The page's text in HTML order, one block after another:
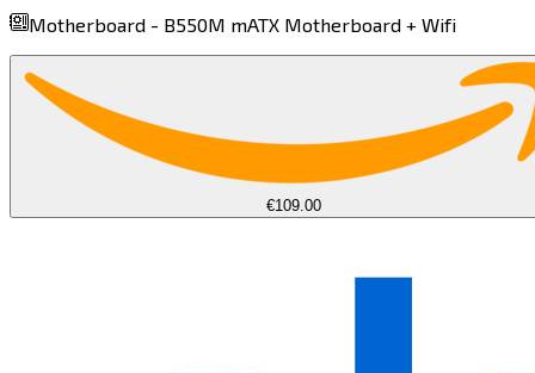
Motherboard - B550M mATX Motherboard + Wifi​​​​‌ ‍ ​‍​‍‌‍ ‌ ​‍‌‍‍‌‌‍‌ ‌‍‍‌‌‍ ‍​‍​‍​ ‍‍​‍​‍‌ ​ ‌‍​‌‌‍ ‍‌‍‍‌‌ ‌​‌ ‍‌​‍ ‍‌‍‍‌‌‍ ​‍​‍​‍ ​​‍​‍‌‍‍​‌ ​‍‌‍‌‌‌‍‌‍​‍​‍​ ‍‍​‍​‍​‍ ‌‍​‌‌‍‌​‌‍ ‌‌‍‍‌‌‍ ‍​‍ ‌‍‍‌‌‍ ‍‌ ‌​‌‍‌‌‌‍ ‍‌ ‌​​‍ ‌‍‌‌‌‍‌​‌‍‍‌‌ ‌​​‍ ‌‍ ‌‌‍ ‌‍‌​‌‍‌‌​ ‌‌ ​​‌ ​‍‌‍‌‌‌ ​ ‌‍‌‌‌‍ ‍‌ ‌​‌‍​‌‌ ‌​‌‍‍‌‌‍ ‌‍ ‍​ ‍ ‌‍‍‌‌‍‌​​ ‌​ ​‌​ ‌ ​ ‌​‌‍‌‌‌‍​‍​ ​​‌‍‌​‌‍‌‍​‍ ‌​ ​‌​ ‌‌​ ​‌‌‍‌‌​‍ ‌​ ‌​​ ‍‌​ ‌ ​ ‌‌​‍ ‌‌‍​‌​ ‍​​ ‍‌​ ‍​​‍ ‌​ ​ ​ ‍‌‌‍‌‍‌‍​‌​ ‌​‌‍​‍​ ‌ ​ ‍​​ ‌‍​ ​​‌‍​ ​ ‌‌​ ‍ ‌ ‌​‌ ‍‌‌ ​​‌‍‌‌​ ‌‌‍ ‌‌‍ ‌ ‌​‌‍‍​‌‍‌‌‌ ​‍‌‍​‍‌‍ ‌‍​‌‌ ​‍‌‍‌​​ ‍ ‌ ​​‌‍​‌‌ ‌​‌‍‍​​ ‌‌‍ ‍‌‍​‌‌‍ ‌‌‍‌‌​ ‌‍​‍‌‍​‌‌ ​ ‌‍‌‌‌‌‌‌‌ ​‍‌‍ ​​ ‌​‍‌‌​ ​‍‌​‌‍‌‍​‌‌‍‌​‌‍ ‌‌‍‍‌‌‍ ‍​‍‌‍‌‍‍‌‌‍‌​​ ‌​ ​‌​ ‌ ​ ‌​‌‍‌‌‌‍​‍​ ​​‌‍‌​‌‍‌‍​‍ ‌​ ​‌​ ‌‌​ ​‌‌‍‌‌​‍ ‌​ ‌​​ ‍‌​ ‌ ​ ‌‌​‍ ‌‌‍​‌​ ‍​​ ‍‌​ ‍​​‍ ‌​ ​ ​ ‍‌‌‍‌‍‌‍​‌​ ‌​‌‍​‍​ ‌ ​ ‍​​ ‌‍​ ​​‌‍​ ​ ‌‌​‍‌‍‌ ‌​‌ ‍‌‌ ​​‌‍‌‌​ ‌‌‍ ‌‌‍ ‌ ‌​‌‍‍​‌‍‌‌‌ ​‍‌‍​‍‌‍ ‌‍​‌‌ ​‍‌‍‌​​‍‌‍‌ ​​‌‍​‌‌ ‌​‌‍‍​​ ‌‌‍ ‍‌‍​‌‌‍ ‌‌‍‌‌​‍‌‍‌ ​​‌‍‌‌‌ ​‍‌ ​ ‌ ​​‌‍‌‌‌‍​ ‌ ‌​‌‍‍‌‌ ‌‍‌‍‌‌​ ‌‌ ​​‌ ‌‌‌‍​‍‌‍ ​‌‍‍‌‌ ​ ‌‍‍​‌‍‌‌‌‍‌​​‍​‍‌ ‌
€109.00